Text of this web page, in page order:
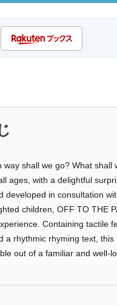
shall we go? What shall
ages, with a delightful
developed in consultation
children, OFF TO THE
Containing tactile
a rhythmic rhyming text,
out of a familiar and well-